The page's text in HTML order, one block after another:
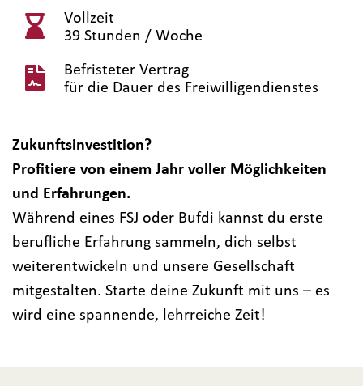
Vollzeit
39 Stunden / Woche
Befristeter Vertrag
für die Dauer des Freiwilligendienstes
Zukunftsinvestition?
Profitiere von einem Jahr voller Möglichkeiten
und Erfahrungen.
Während eines FSJ oder Bufdi kannst du erste
berufliche Erfahrung sammeln, dich selbst
weiterentwickeln und unsere Gesellschaft
mitgestalten. Starte deine Zukunft mit uns – es
wird eine spannende, lehrreiche Zeit!